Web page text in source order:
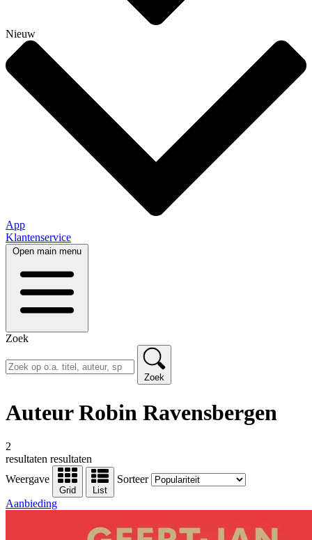
Nieuw
App
Klantenservice
Open main menu
Zoek
Zoek
Auteur Robin Ravensbergen
2
resultaten resultaten
Weergave
Grid List
Sorteer
Aanbieding